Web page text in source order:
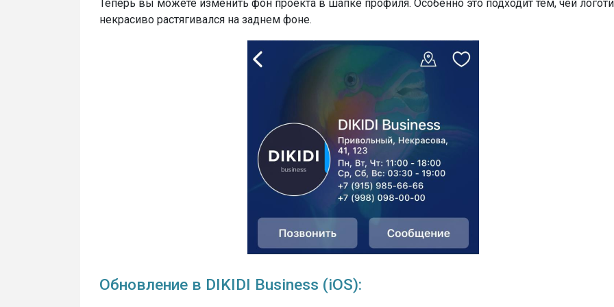
Теперь вы можете изменить фон проекта в шапке профиля. Особенно это подходит тем, чей
некрасиво растягивался на заднем фоне.
Обновление в DIKIDI Business (iOS):